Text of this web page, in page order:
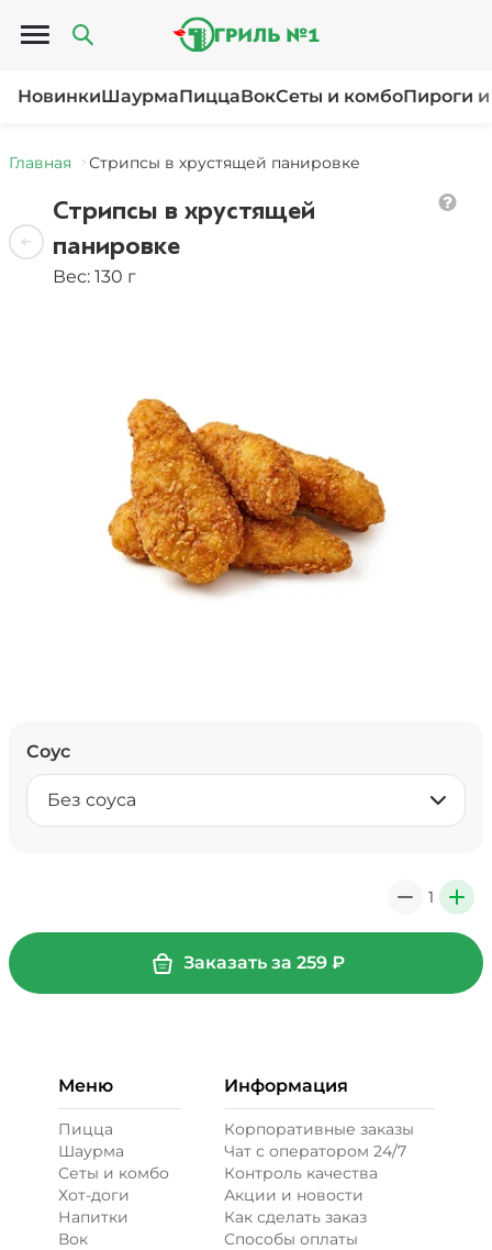
Открыть меню
НовинкиШаурмаПиццаВокСеты и комбоПироги
Главная Стрипсы в хрустящей панировке
Стрипсы в хрустящей
панировке
Вес: 130 г
Соус
Без соуса
1 +
Заказать за 259 ₽
Меню
Пицца
Шаурма
Сеты и комбо
Хот-доги
Напитки
Вок
Информация
Корпоративные заказы
Чат с оператором 24/7
Контроль качества
Акции и новости
Как сделать заказ
Способы оплаты